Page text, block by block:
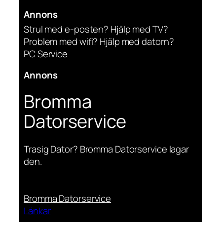
Annons
Strul med e-posten? Hjälp med TV?
Problem med wifi? Hjälp med datorn?
PC Service
Annons
Bromma
Datorservice
Trasig Dator? Bromma Datorservice lagar
den.
Bromma Datorservice
Länkar